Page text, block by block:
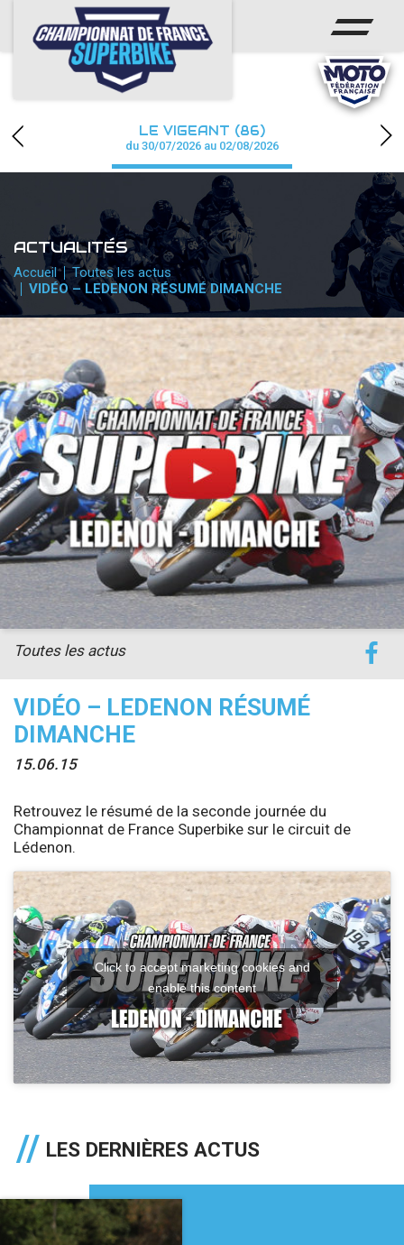
ACCUEIL
CHAMPIONNAT
CALENDRIER
PHOTOS / WEB TV
PARTENAIRES
PRESSE
PRESSE
accéder à la billetterie
LE VIGEANT (86)
du 30/07/2026 au 02/08/2026
ACTUALITÉS
Accueil
Toutes les actus
VIDÉO – LEDENON RÉSUMÉ DIMANCHE
VIDÉO – LEDENON RÉSUMÉ
DIMANCHE
15.06.15
Toutes les actus
Retrouvez le résumé de la seconde journée du
Championnat de France Superbike sur le circuit de
Lédenon.
Click to accept marketing cookies and
enable this content
LES DERNIÈRES ACTUS